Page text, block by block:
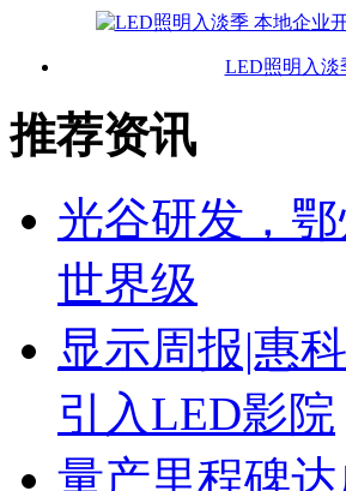
LED照明入淡
推荐资讯
光谷研发，
世界级
显示周报|惠
引入LED影院
量产里程碑